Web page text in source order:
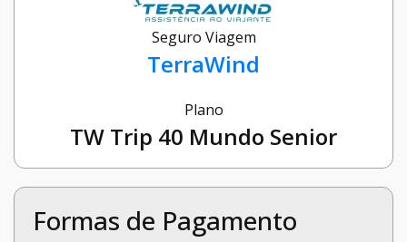
Seguro Viagem
TerraWind
Plano
TW Trip 40 Mundo Senior
Formas de Pagamento